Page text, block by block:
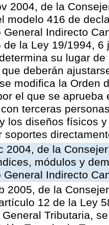
2004, de la
modelo 416 de
General Indirecto
la Ley 19/1994, 6
su lugar
deberán
modifica la Orden
el que se
terceras
los diseños físicos
soportes
2004, de la
módulos y
General Indirecto
2005, de la
12 de la Ley
Tributaria,